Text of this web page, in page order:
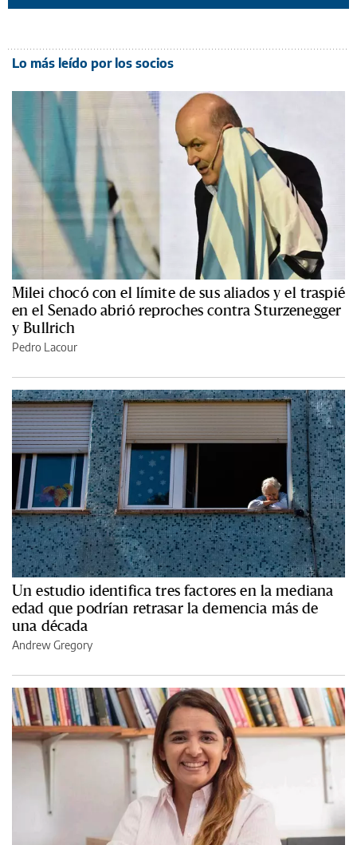
Lo más leído por los socios
Milei chocó con el límite de sus aliados y el traspié
en el Senado abrió reproches contra Sturzenegger
y Bullrich
Pedro Lacour
Un estudio identifica tres factores en la mediana
edad que podrían retrasar la demencia más de
una década
Andrew Gregory